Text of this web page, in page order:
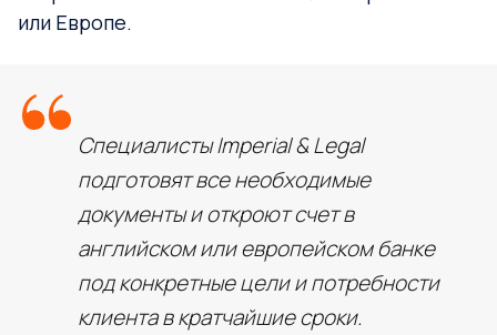
или Европе.
Специалисты Imperial & Legal
подготовят все необходимые
документы и откроют счет в
английском или европейском банке
под конкретные цели и потребности
клиента в кратчайшие сроки.